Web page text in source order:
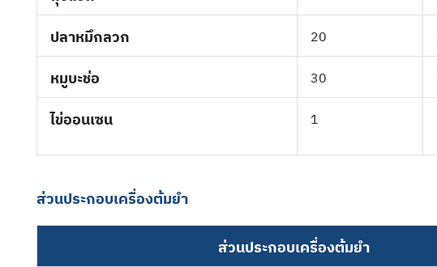
ปลาหมึกลวก 20
หมูบะช่อ 30
ไข่ออนเซน 1
ส่วนประกอบเครื่องต้มยำ
ส่วนประกอบเครื่องต้มยำ